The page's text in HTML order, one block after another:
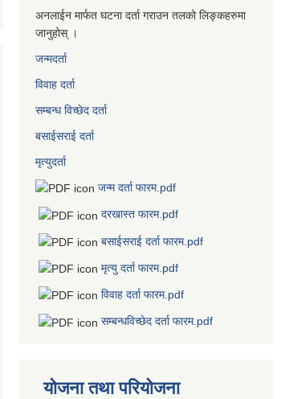
अनलाईन मार्फत घटना दर्ता गराउन तलको लिङ्कहरुमा
जानुहोस् ।
जन्मदर्ता
विवाह दर्ता
सम्बन्ध विच्छेद दर्ता
बसाईसराई दर्ता
मृत्युदर्ता
जन्म दर्ता फारम.pdf
दरखास्त फारम.pdf
बसाईसराई दर्ता फारम.pdf
मृत्यु दर्ता फारम.pdf
विवाह दर्ता फारम.pdf
सम्बन्धविच्छेद दर्ता फारम.pdf
योजना तथा परियोजना